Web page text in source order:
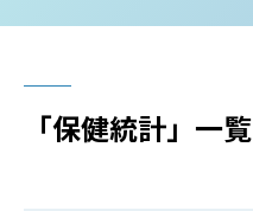
「保健統計」一覧